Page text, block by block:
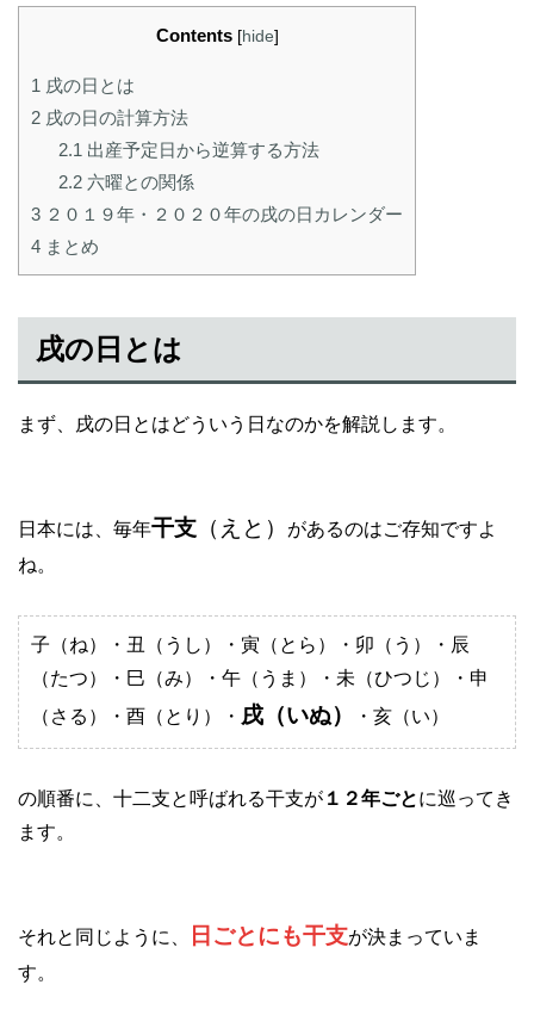
Contents [hide]
1 戌の日とは
2 戌の日の計算方法
2.1 出産予定日から逆算する方法
2.2六曜との関係
3 ２０１９年・２０２０年の戌の日カレンダー
4 まとめ
戌の日とは
まず、戌の日とはどういう日なのかを解説します。
日本には、毎年干支 （えと）
があるのはご存知ですよ
ね。
子（ね）・丑（うし）・寅（とら）・卯（う）・辰
（たつ）・巳（み）・午（うま）・未（ひつじ）・申
（さる）・酉（とり）・ 戌（いぬ） ・亥（い）
の順番に、十二支と呼ばれる干支が １２年ごとに巡ってき
ます。
それと同じように、 日ごとにも干支が決まっていま
す。